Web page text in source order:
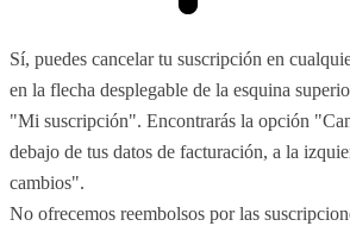
Sí, puedes cancelar tu suscripción en
en la flecha desplegable de la esquina
"Mi suscripción". Encontrarás la opción
debajo de tus datos de facturación, a la
cambios".
No ofrecemos reembolsos por las